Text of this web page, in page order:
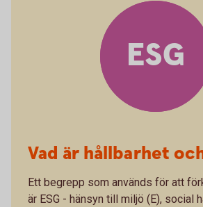
Vad är hållbarhet
Ett begrepp som används för att
är ESG - hänsyn till miljö (E), social
ESG